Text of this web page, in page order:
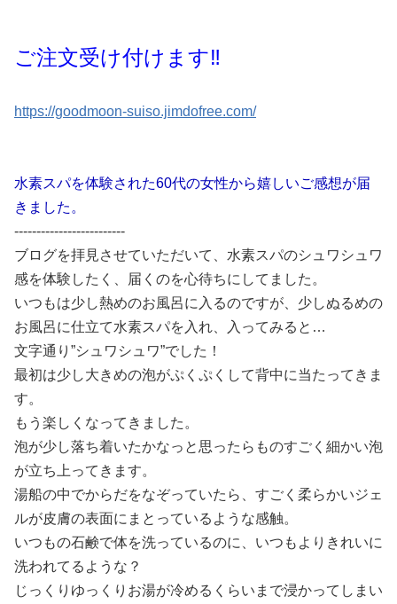
ご注文受け付けます‼️
https://goodmoon-suiso.jimdofree.com/
水素スパを体験された60代の女性から嬉しいご感想が届
きました。
-------------------------
ブログを拝見させていただいて、水素スパのシュワシュワ
感を体験したく、届くのを心待ちにしてました。
いつもは少し熱めのお風呂に入るのですが、少しぬるめの
お風呂に仕立て水素スパを入れ、入ってみると…
文字通り”シュワシュワ”でした！
最初は少し大きめの泡がぷくぷくして背中に当たってきま
す。
もう楽しくなってきました。
泡が少し落ち着いたかなっと思ったらものすごく細かい泡
が立ち上ってきます。
湯船の中でからだをなぞっていたら、すごく柔らかいジェ
ルが皮膚の表面にまとっているような感触。
いつもの石鹸で体を洗っているのに、いつもよりきれいに
洗われてるような？
じっくりゆっくりお湯が冷めるくらいまで浸かってしまい